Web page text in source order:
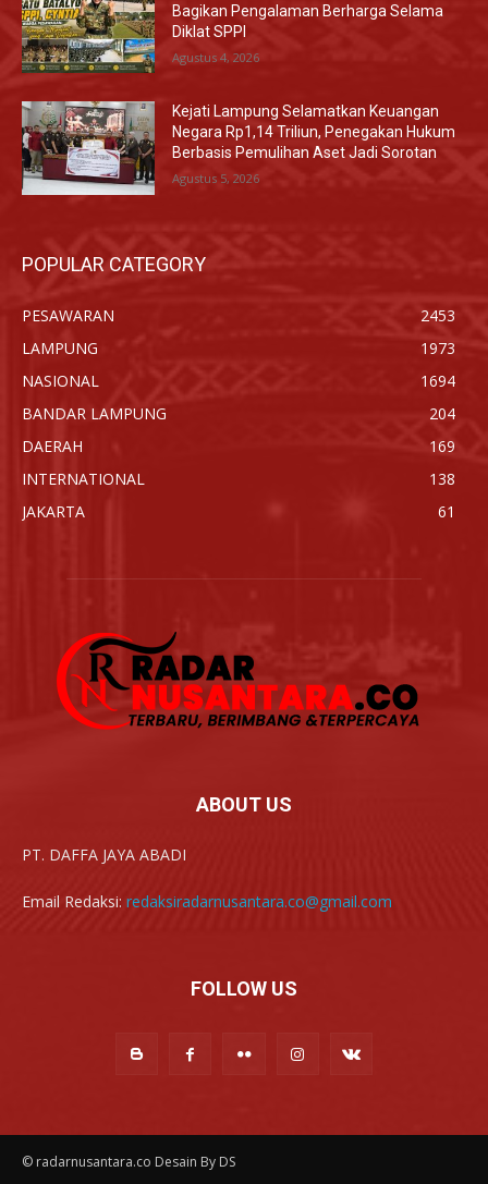
Bagikan Pengalaman Berharga Selama
Diklat SPPI
Agustus 4, 2026
Kejati Lampung Selamatkan Keuangan
Negara Rp1,14 Triliun, Penegakan Hukum
Berbasis Pemulihan Aset Jadi Sorotan
Agustus 5, 2026
POPULAR CATEGORY
PESAWARAN
2453
LAMPUNG
1973
NASIONAL
1694
BANDAR LAMPUNG
204
DAERAH
169
INTERNATIONAL
138
JAKARTA
61
ABOUT US
PT. DAFFA JAYA ABADI
Email Redaksi: redaksiradarnusantara.co@gmail.com
FOLLOW US
© radarnusantara.co Desain By DS